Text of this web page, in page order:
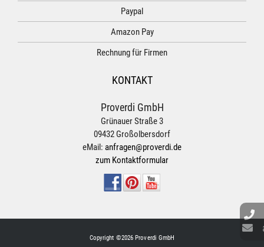
Paypal
Amazon Pay
Rechnung für Firmen
KONTAKT
Proverdi GmbH
Grünauer Straße 3
09432 Großolbersdorf
eMail: anfragen@proverdi.de
zum Kontaktformular
Copyright ©2026 Proverdi GmbH